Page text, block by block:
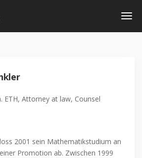
ETH, Attorney at law, Counsel
2001 sein Mathematikstudium an
Promotion ab. Zwischen 1999